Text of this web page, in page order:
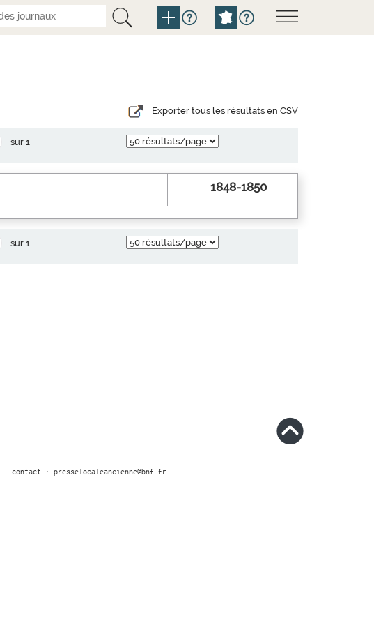
Exporter tous les résultats en CSV
sur 1
1848-1850
sur 1
contact : presselocaleancienne@bnf.fr